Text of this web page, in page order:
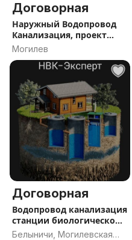
Договорная
Наружный Водопровод
Канализация, проект
рассрочка.
Могилев
Договорная
Водопровод канализация
станции биологической
очист
Белыничи, Могилевская